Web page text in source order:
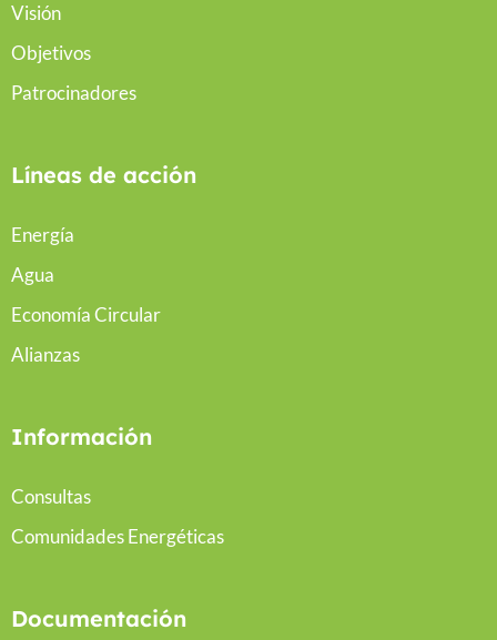
Visión
Objetivos
Patrocinadores
Líneas de acción
Energía
Agua
Economía Circular
Alianzas
Información
Consultas
Comunidades Energéticas
Documentación